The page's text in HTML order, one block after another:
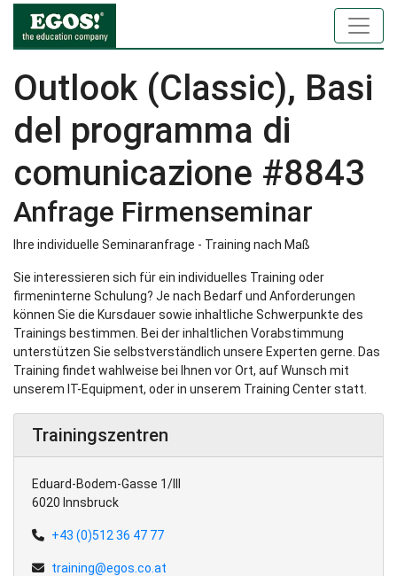
Outlook (Classic), Basi
del programma di
comunicazione #8843
Anfrage Firmenseminar
Ihre individuelle Seminaranfrage - Training nach Maß
Sie interessieren sich für ein individuelles Training oder
firmeninterne Schulung? Je nach Bedarf und Anforderungen
können Sie die Kursdauer sowie inhaltliche Schwerpunkte des
Trainings bestimmen. Bei der inhaltlichen Vorabstimmung
unterstützen Sie selbstverständlich unsere Experten gerne. Das
Training findet wahlweise bei Ihnen vor Ort, auf Wunsch mit
unserem IT-Equipment, oder in unserem Training Center statt.
Trainingszentren
Eduard-Bodem-Gasse 1/III
6020 Innsbruck
+43 (0)512 36 47 77
training@egos.co.at